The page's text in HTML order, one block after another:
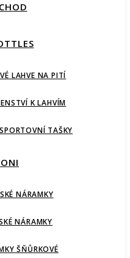
LAHVE NA PITÍ
K LAHVÍM
TAŠKY
NÁRAMKY
NÁRAMKY
ŠŇŮRKOVÉ